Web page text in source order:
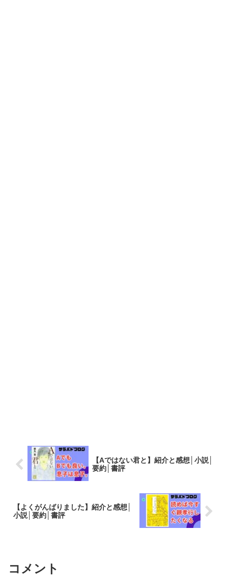
【Aではない君と】紹介と感想│小説│
要約│書評
【よくがんばりました】紹介と感想│
小説│要約│書評
コメント